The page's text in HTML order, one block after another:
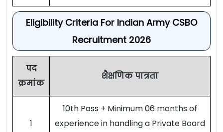
Eligibility Criteria For Indian Army CSBO
Recruitment 2026
पद
क्रमांक
शैक्षणिक पात्रता
1
10th Pass + Minimum 06 months of
experience in handling a Private Board